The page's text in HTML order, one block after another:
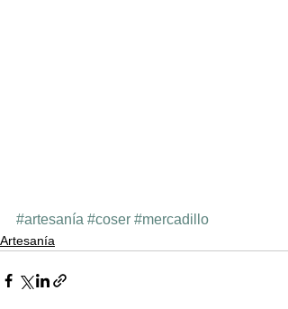
#artesanía #coser #mercadillo
Artesanía